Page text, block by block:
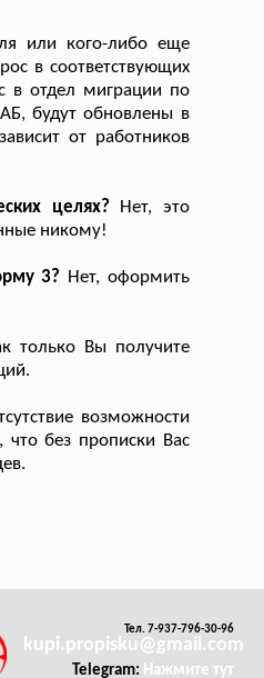
или кого-либо еще
в соответствующих
в отдел миграции по
будут обновлены в
от работников
целях? Нет, это
никому!
3? Нет, оформить
только Вы получите
возможности
что без прописки Вас
Тел. 7-937-796-30-96
kupi.propisku@gmail.com
Telegram: Нажмите тут